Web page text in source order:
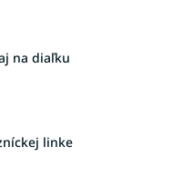
na diaľku
linke